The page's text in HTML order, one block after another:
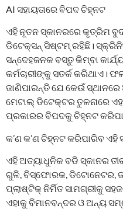
AI ସହାୟତାରେ ବିପଦ ଚିହ୍ନଟ
ଏହି ନୂତନ ସ୍କାନରରେ କୃତ୍ରିମ
ଡିଟେକ୍ସନ୍‌ ସିଷ୍ଟମ୍‌ ରହିଛି।
ସନ୍ଦେହଜନକ ବସ୍ତୁ କିମ୍ବା
କର୍ମଚାରୀଙ୍କୁ ସତର୍କ କରିଥାଏ।
ଜାଣିପାରନ୍ତି ଯେ କେଉଁ
ମେଟାଲ୍ ଡିଟେକ୍ଟର ତୁଳନାରେ
ପ୍ରକାରର ବିପଦକୁ ଚିହ୍ନଟ
କ’ଣ କ’ଣ ଚିହ୍ନଟ କରିପାରିବ ଏହି
ଏହି ଅତ୍ୟାଧୁନିକ ବଡି ସ୍କାନର
ଗୁଳି, ବିସ୍ଫୋରକ, ଡିଟୋନେଟର,
ପ୍ଲାଷ୍ଟିକ୍‌ ନିର୍ମିତ ସାମଗ୍ରୀକୁ
ଏହାକୁ ବିମାନବନ୍ଦର ଓ ଅନ୍ୟ